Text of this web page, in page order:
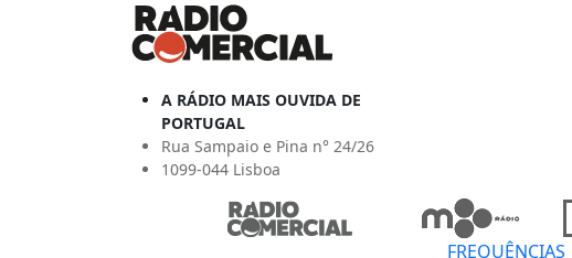
A RÁDIO MAIS OUVIDA DE
PORTUGAL
Rua Sampaio e Pina n° 24/26
1099-044 Lisboa
FREQUÊNCIAS